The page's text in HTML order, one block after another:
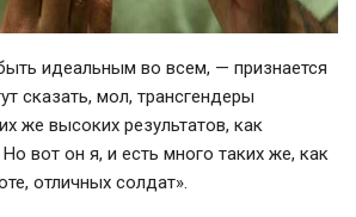
идеальным во всем, — признается
сказать, мол, трансгендеры
же высоких результатов, как
вот он я, и есть много таких же, как
отличных солдат».